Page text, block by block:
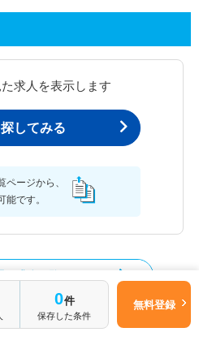
求人を表示します
してみる
ページから、
能です。
た求人一覧
0件
保存した条件
無料登録